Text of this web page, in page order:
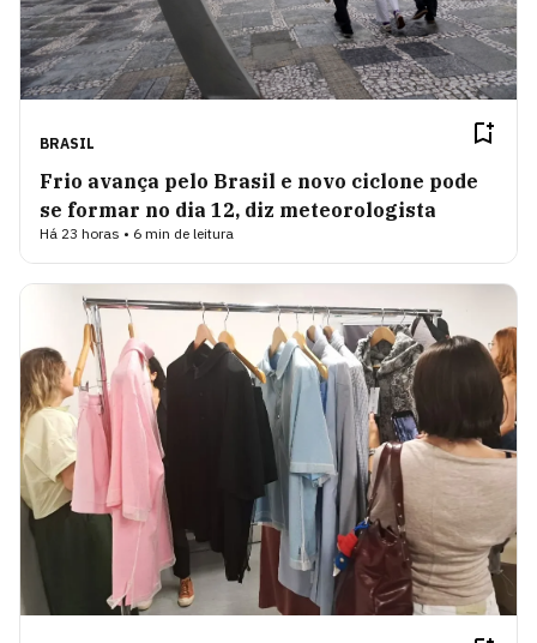
BRASIL
Frio avança pelo Brasil e novo ciclone pode
se formar no dia 12, diz meteorologista
Há 23 horas • 6 min de leitura